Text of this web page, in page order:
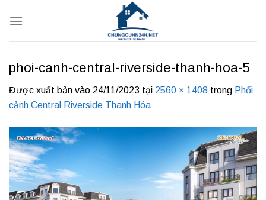
qua
phoi-canh-central-riverside-thanh-hoa-5
Được xuất bản vào 24/11/2023 tại 2560 × 1408 trong Phối
cảnh Central Riverside Thanh Hóa